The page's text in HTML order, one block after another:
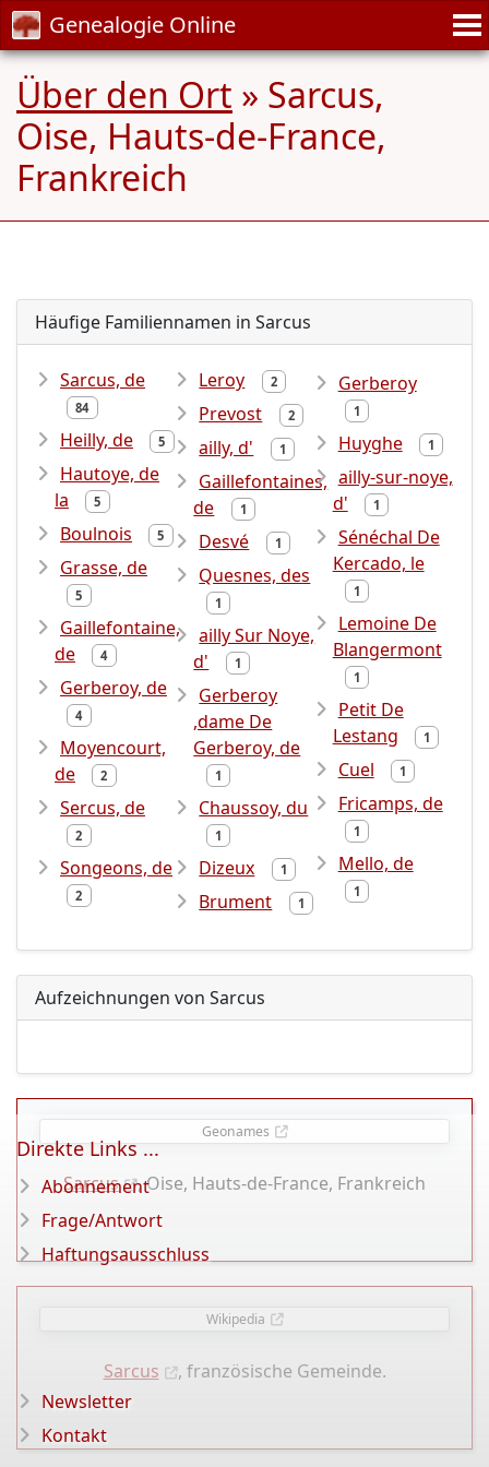
Genealogie Online
Über den Ort » Sarcus,
Oise, Hauts-de-France,
Frankreich
Häufige Familiennamen in Sarcus
Sarcus, de
84
Heilly, de 5
Hautoye, de
la
5
Boulnois 5
Grasse, de
5
Gaillefontaine,
de
4
Gerberoy, de
4
Moyencourt,
de
2
Sercus, de
2
Songeons, de
2
Leroy 2
Prevost 2
ailly, d' 1
Gaillefontaines,
de
1
Desvé 1
Quesnes, des
1
ailly Sur Noye,
d'
1
Gerberoy
,dame De
Gerberoy, de
1
Chaussoy, du
1
Dizeux 1
Brument 1
Gerberoy
1
Huyghe 1
ailly-sur-noye,
d'
1
Sénéchal De
Kercado, le
1
Lemoine De
Blangermont
1
Petit De
Lestang
1
Cuel 1
Fricamps, de
1
Mello, de
1
Aufzeichnungen von Sarcus
Geonames
Sarcus , Oise, Hauts-de-France, Frankreich
Wikipedia
Sarcus , französische Gemeinde.
Direkte Links ...
Abonnement
Frage/Antwort
Haftungsausschluss
Newsletter
Kontakt